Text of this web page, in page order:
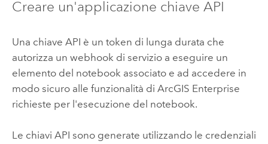
Creare un'applicazione chiave API
Una chiave API è un token di lunga durata che
autorizza un webhook di servizio a eseguire un
elemento del notebook associato e ad accedere in
modo sicuro alle funzionalità di ArcGIS Enterprise
richieste per l'esecuzione del notebook.
Le chiavi API sono generate utilizzando le credenziali